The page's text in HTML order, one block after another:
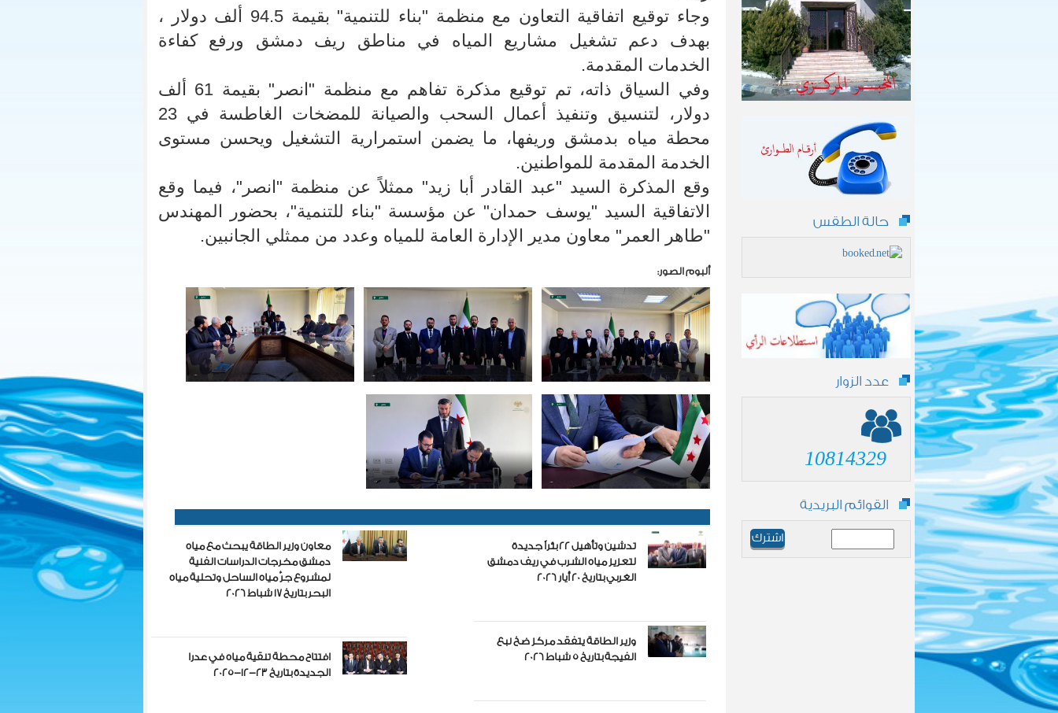
حالة الطقس
عدد الزوار
10814329
القوائم البريدية
وجاء توقيع اتفاقية التعاون مع منظمة "بناء للتنمية" بقيمة 94.5 ألف دولار ،
بهدف دعم تشغيل مشاريع المياه في مناطق ريف دمشق ورفع كفاءة
الخدمات المقدمة.
وفي السياق ذاته، تم توقيع مذكرة تفاهم مع منظمة "انصر" بقيمة 61 ألف
دولار، لتنسيق وتنفيذ أعمال السحب والصيانة للمضخات الغاطسة في 23
محطة مياه بدمشق وريفها، ما يضمن استمرارية التشغيل ويحسن مستوى
الخدمة المقدمة للمواطنين.
وقع المذكرة السيد "عبد القادر أبا زيد" ممثلاً عن منظمة "انصر"، فيما وقع
الاتفاقية السيد "يوسف حمدان" عن مؤسسة "بناء للتنمية"، بحضور المهندس
"طاهر العمر" معاون مدير الإدارة العامة للمياه وعدد من ممثلي الجانبين.
ألبوم الصور:
تدشين وتأهيل 22 بئراً جديدة
لتعزيز مياه الشرب في ريف دمشق
الغربي بتاريخ 20 أيار 2026
وزير الطاقة يتفقد مركز ضخ نبع
الفيجة بتاريخ 5 شباط 2026
معاون وزير الطاقة يبحث مع مياه
دمشق مخرجات الدراسات الفنية
لمشروع جرّ مياه الساحل وتحلية مياه
البحر بتاريخ 17 شباط 2026
افتتاح محطة تنقية مياه في عدرا
الجديدة بتاريخ 23-12-2025